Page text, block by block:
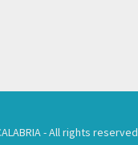
- All rights reserved